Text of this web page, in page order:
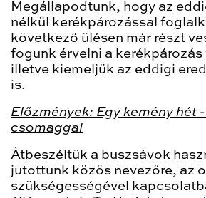
Megállapodtunk, hogy az
nélkül kerékpározással
következő ülésen már részt
fogunk érvelni a
illetve kiemeljük az eddigi
is.
Előzmények: Egy kemény hét
csomaggal
Átbeszéltük a buszsávok
jutottunk közös nevezőre, az
szükségességével